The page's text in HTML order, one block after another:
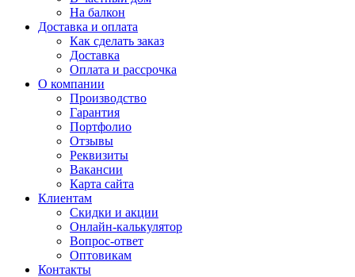
На балкон
Доставка и оплата
Как сделать заказ
Доставка
Оплата и рассрочка
О компании
Производство
Гарантия
Портфолио
Отзывы
Реквизиты
Вакансии
Карта сайта
Клиентам
Скидки и акции
Онлайн-калькулятор
Вопрос-ответ
Оптовикам
Контакты